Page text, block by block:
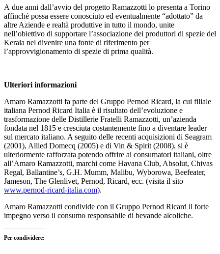
A due anni dall’avvio del progetto Ramazzotti lo presenta a Torino
affinché possa essere conosciuto ed eventualmente “adottato” da
altre Aziende e realtà produttive in tutto il mondo, unite
nell’obiettivo di supportare l’associazione dei produttori di spezie del
Kerala nel divenire una fonte di riferimento per
l’approvvigionamento di spezie di prima qualità.
Ulteriori informazioni
Amaro Ramazzotti fa parte del Gruppo Pernod Ricard, la cui filiale
italiana Pernod Ricard Italia è il risultato dell’evoluzione e
trasformazione delle Distillerie Fratelli Ramazzotti, un’azienda
fondata nel 1815 e cresciuta costantemente fino a diventare leader
sul mercato italiano. A seguito delle recenti acquisizioni di Seagram
(2001), Allied Domecq (2005) e di Vin & Spirit (2008), si è
ulteriormente rafforzata potendo offrire ai consumatori italiani, oltre
all’Amaro Ramazzotti, marchi come Havana Club, Absolut, Chivas
Regal, Ballantine’s, G.H. Mumm, Malibu, Wyborowa, Beefeater,
Jameson, The Glenlivet, Pernod, Ricard, ecc. (visita il sito
www.pernod-ricard-italia.com).
Amaro Ramazzotti condivide con il Gruppo Pernod Ricard il forte
impegno verso il consumo responsabile di bevande alcoliche.
Per condividere: